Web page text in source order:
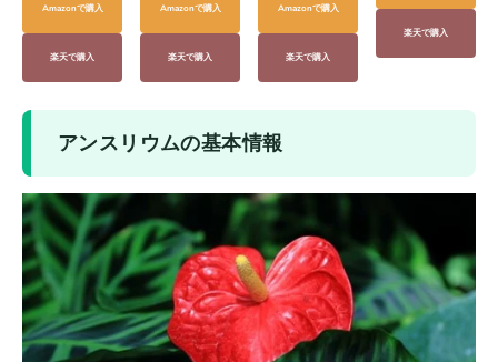
Amazonで購入
楽天で購入
Amazonで購入
楽天で購入
Amazonで購入
楽天で購入
楽天で購入
アンスリウムの基本情報